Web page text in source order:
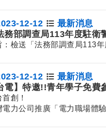
： 12-12
最新消息
務部調查局113年度駐
：檢送「法務部調查局113
： 12-12
最新消息
電】特邀!!青年學子免費
創！
電力公司推廣「電力職場體